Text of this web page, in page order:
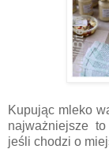
Kupując mleko
najważniejsze
jeśli chodzi o